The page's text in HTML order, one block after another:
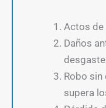
Actos de
Daños
Robo sin
supera